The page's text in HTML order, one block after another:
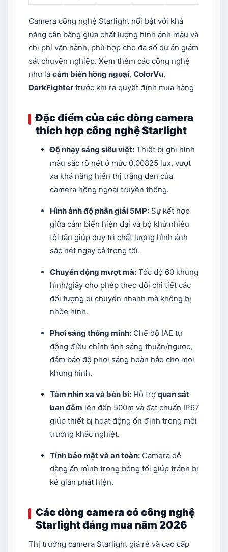
Camera công nghệ Starlight nổi bật với khả
năng cân bằng giữa chất lượng hình ảnh màu và
chi phí vận hành, phù hợp cho đa số dự án giám
sát chuyên nghiệp.​ Xem thêm các công nghệ
như là cảm biến hồng ngoại, ColorVu,
DarkFighter trước khi ra quyết định mua hàng
Đặc điểm của các dòng camera
thích hợp công nghệ Starlight
Độ nhạy sáng siêu việt:Thiết bị ghi hình
màu sắc rõ nét ở mức 0,00825 lux, vượt
xa khả năng hiển thị trắng đen của
camera hồng ngoại truyền thống.
Hình ảnh độ phân giải 5MP:Sự kết hợp
giữa cảm biến hiện đại và bộ khử nhiễu
tối tân giúp duy trì chất lượng hình ảnh
sắc nét ngay cả trong tối.
Chuyển động mượt mà:Tốc độ 60 khung
hình/giây cho phép theo dõi chi tiết các
đối tượng di chuyển nhanh mà không bị
nhòe hình.
Phơi sáng thông minh:Chế độ IAE tự
động điều chỉnh ánh sáng thuận/ngược,
đảm bảo độ phơi sáng hoàn hảo cho mọi
khung hình.
Tầm nhìn xa và bền bỉ:Hỗ trợ quan sát
ban đêm lên đến 500m và đạt chuẩn IP67
giúp thiết bị hoạt động ổn định trong môi
trường khắc nghiệt.
Tính bảo mật và an toàn:Camera dễ
dàng ẩn mình trong bóng tối giúp tránh bị
kẻ gian phát hiện.
Các dòng camera có công nghệ
Starlight đáng mua năm 2026
Thị trường camera Starlight giá rẻ và cao cấp